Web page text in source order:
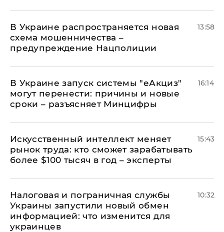
В Украине распространяется новая
схема мошенничества –
предупреждение Нацполиции
13:58
В Украине запуск системы "еАкциз"
могут перенести: причины и новые
сроки – разъясняет Минцифры
16:14
Искусственный интеллект меняет
рынок труда: кто сможет зарабатывать
более $100 тысяч в год – эксперты
15:43
Налоговая и пограничная службы
Украины запустили новый обмен
информацией: что изменится для
украинцев
10:32